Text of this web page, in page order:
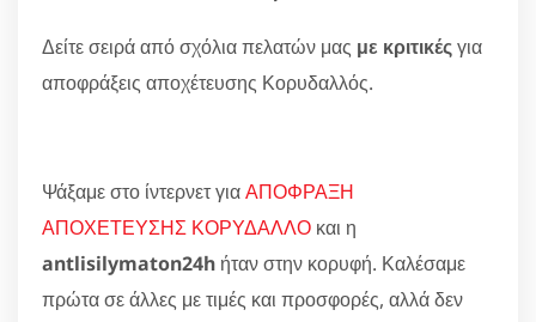
Δείτε σειρά από σχόλια πελατών μας με κριτικέςγια
αποφράξεις αποχέτευσης Κορυδαλλός.
Ψάξαμε στο ίντερνετ γιαΑΠΟΦΡΑΞΗ
ΑΠΟΧΕΤΕΥΣΗΣ ΚΟΡΥΔΑΛΛΟ και η
antlisilymaton24h ήταν στην κορυφή. Καλέσαμε
πρώτα σε άλλες με τιμές και προσφορές, αλλά δεν